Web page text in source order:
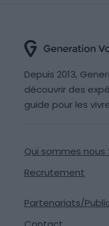
Depuis 2013,
découvrir des
guide pour les
Qui sommes nous
Recrutement
Partenariats/